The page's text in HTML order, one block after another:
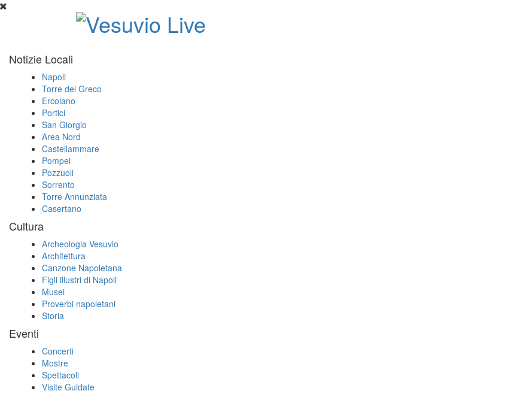
Notizie Locali
Napoli
Torre del Greco
Ercolano
Portici
San Giorgio
Area Nord
Castellammare
Pompei
Pozzuoli
Sorrento
Torre Annunziata
Casertano
Cultura
Archeologia Vesuvio
Architettura
Canzone Napoletana
Figli illustri di Napoli
Musei
Proverbi napoletani
Storia
Eventi
Concerti
Mostre
Spettacoli
Visite Guidate